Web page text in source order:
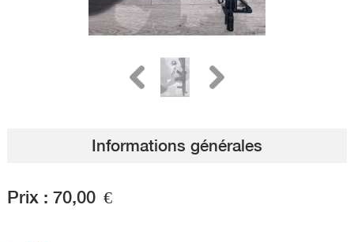
Informations générales
Prix : 70,00 €